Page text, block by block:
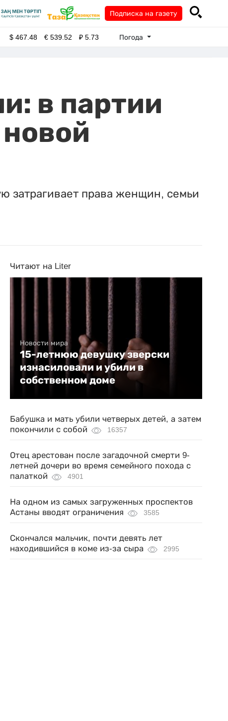
Подписка на газету
$467.48 €539.52 ₽5.73 Погода
в партии
затрагивает права женщин, семьи
Читают на Liter
Новости мира
15-летнюю девушку зверски
изнасиловали и убили в
собственном доме
Бабушка и мать убили четверых детей, а затем
покончили с собой
16357
Отец арестован после загадочной смерти 9-
летней дочери во время семейного похода с
палаткой
4901
На одном из самых загруженных проспектов
Астаны вводят ограничения
3585
Скончался мальчик, почти девять лет
находившийся в коме из-за сыра
2995